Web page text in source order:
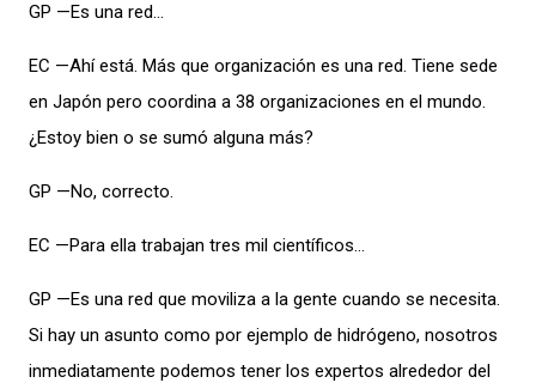
GP —Es una red…
EC —Ahí está. Más que organización es una red. Tiene sede
en Japón pero coordina a 38 organizaciones en el mundo.
¿Estoy bien o se sumó alguna más?
GP —No, correcto.
EC —Para ella trabajan tres mil científicos…
GP —Es una red que moviliza a la gente cuando se necesita.
Si hay un asunto como por ejemplo de hidrógeno, nosotros
inmediatamente podemos tener los expertos alrededor del